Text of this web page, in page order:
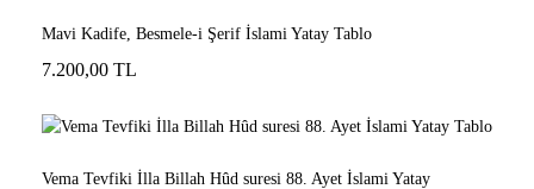
Mavi Kadife, Besmele-i Şerif İslami Yatay Tablo
7.200,00 TL
Vema Tevfiki İlla Billah Hûd suresi 88. Ayet İslami Yatay